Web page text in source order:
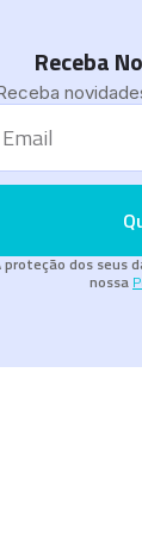
Receba
proteção dos seus
nossa